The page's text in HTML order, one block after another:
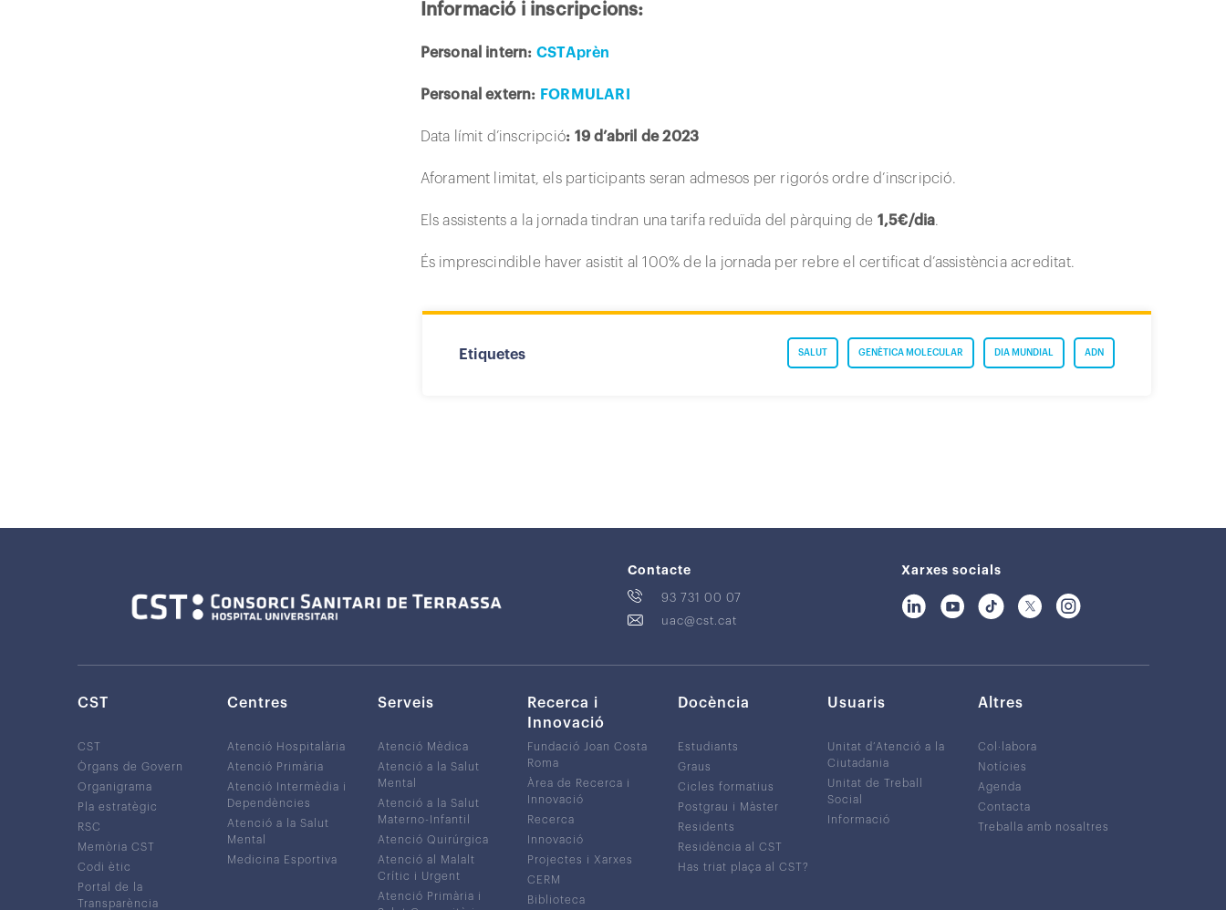
Informació i inscripcions:
Personal intern: CSTAprèn
Personal extern: FORMULARI
Data límit d’inscripció: 19 d’abril de 2023
Aforament limitat, els participants seran admesos per rigorós ordre d’inscripció.
Els assistents a la jornada tindran una tarifa reduïda del pàrquing de 1,5€/dia.
És imprescindible haver asistit al 100% de la jornada per rebre el certificat d’assistència acreditat.
Etiquetes ADN
DIA MUNDIAL
GENÈTICA MOLECULAR
SALUT
Contacte
93 731 00 07
uac@cst.cat
Xarxes socials
CST
CST
Òrgans de Govern
Organigrama
Pla estratègic
RSC
Memòria CST
Codi ètic
Portal de la
Transparència
Centres
Atenció Hospitalària
Atenció Primària
Atenció Intermèdia i
Dependències
Atenció a la Salut
Mental
Medicina Esportiva
Serveis
Atenció Mèdica
Atenció a la Salut
Mental
Atenció a la Salut
Materno-Infantil
Atenció Quirúrgica
Atenció al Malalt
Crític i Urgent
Atenció Primària i
Recerca i
Innovació
Fundació Joan Costa
Roma
Àrea de Recerca i
Innovació
Recerca
Innovació
Projectes i Xarxes
CERM
Biblioteca
Docència
Estudiants
Graus
Cicles formatius
Postgrau i Màster
Residents
Residència al CST
Has triat plaça al CST?
Usuaris
Unitat d’Atenció a la
Ciutadania
Unitat de Treball
Social
Informació
Altres
Col·labora
Notícies
Agenda
Contacta
Treballa amb nosaltres